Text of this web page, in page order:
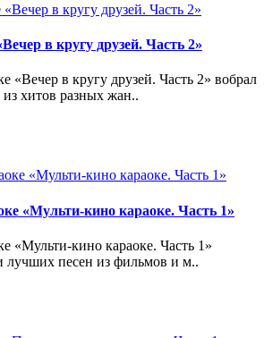
в кругу друзей. Часть 2»
«Вечер в кругу друзей. Часть 2» вобрал
из хитов разных жан..
«Мульти-кино караоке. Часть 1»
«Мульти-кино караоке. Часть 1»
лучших песен из фильмов и м..